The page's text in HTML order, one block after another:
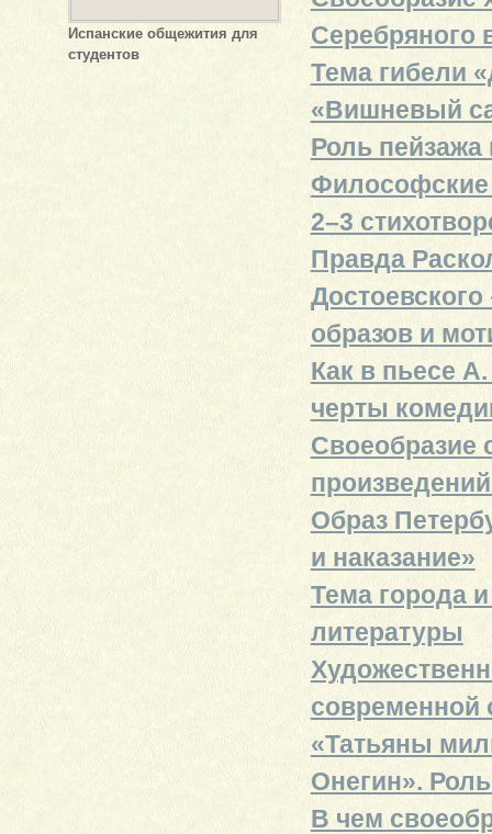
Испанские общежития для
студентов
Серебряного
Тема гибели
«Вишневый
Роль пейзажа
Философские
2–3
Правда
образов и
Как в пьесе
черты
Своеобразие
Образ
и наказание»
Тема города
литературы
современной
«Татьяны
Онегин».
В чем